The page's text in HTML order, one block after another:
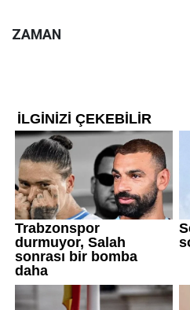
ZAMAN